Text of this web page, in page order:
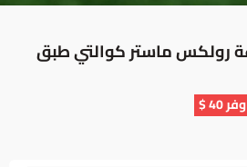
رولكس ماستر كوالتي طبق
وفر40 $